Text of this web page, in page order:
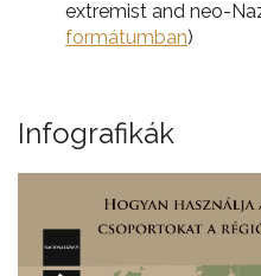
extremist and neo-
formátumban)
Infografikák